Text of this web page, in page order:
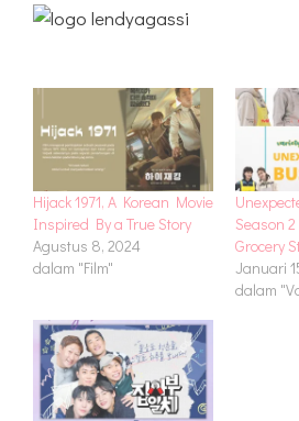
Hijack 1971, A Korean Movie
Inspired By a True Story
Agustus 8, 2024
dalam "Film"
Season
Grocery
Januari
dalam